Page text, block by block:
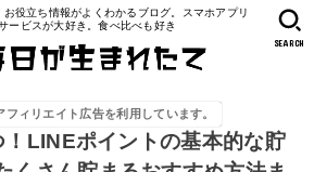
役立ち情報がよくわかるブログ。スマホアプリ
ービスが大好き。食べ比べも好き
SEARCH
フィリエイト広告を利用しています。
LINEポイントの基本的な貯